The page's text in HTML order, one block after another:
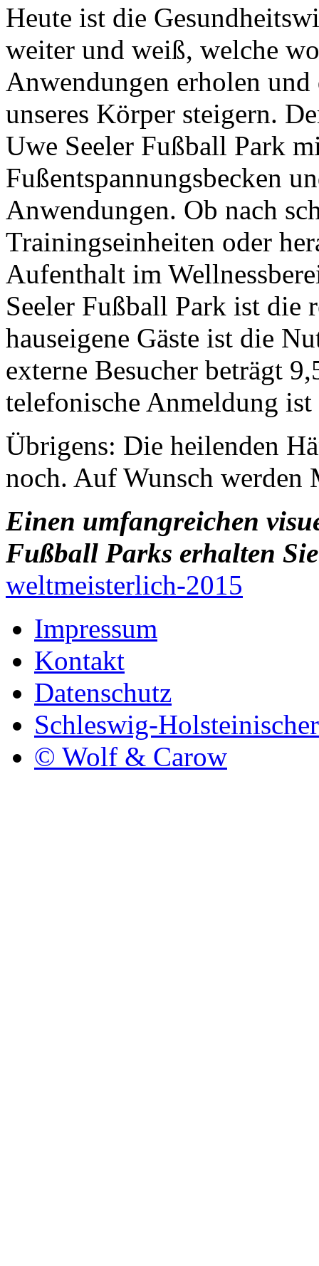
Heute ist die
weiter und weiß, welche
Anwendungen erholen
unseres Körper steigern.
Uwe Seeler Fußball Park
Fußentspannungsbecken
Anwendungen. Ob nach
Trainingseinheiten oder
Aufenthalt im
Seeler Fußball Park ist die
hauseigene Gäste ist die
externe Besucher beträgt
telefonische Anmeldung
Übrigens: Die heilenden
noch. Auf Wunsch werden
Einen umfangreichen
Fußball Parks erhalten
weltmeisterlich-2015
Impressum
Kontakt
Datenschutz
Schleswig-
© Wolf & Carow